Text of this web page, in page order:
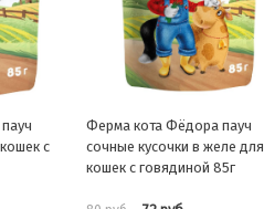
с
Ферма кота Фёдора пауч
сочные кусочки в желе для
кошек с говядиной 85г